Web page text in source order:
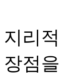
지리
장점